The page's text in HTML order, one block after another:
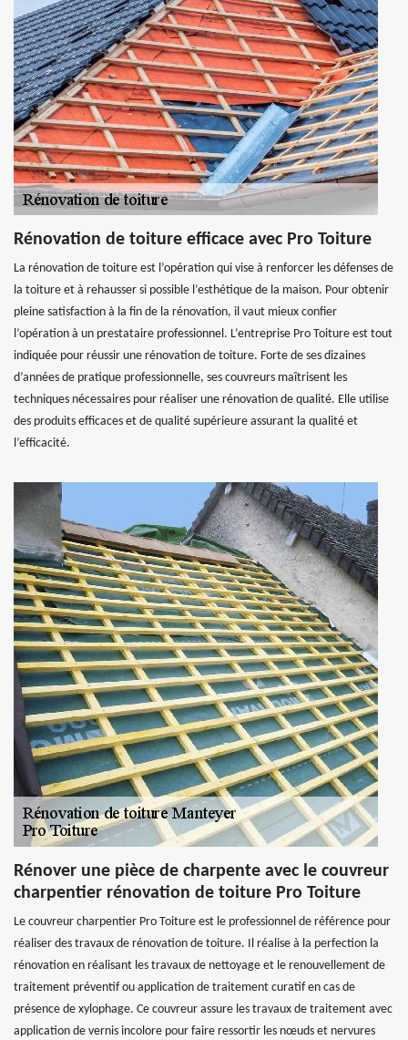
Rénovation de toiture efficace avec Pro Toiture
La rénovation de toiture est l’opération qui vise à renforcer les défenses de
la toiture et à rehausser si possible l’esthétique de la maison. Pour obtenir
pleine satisfaction à la fin de la rénovation, il vaut mieux confier
l’opération à un prestataire professionnel. L’entreprise Pro Toiture est tout
indiquée pour réussir une rénovation de toiture. Forte de ses dizaines
d’années de pratique professionnelle, ses couvreurs maîtrisent les
techniques nécessaires pour réaliser une rénovation de qualité. Elle utilise
des produits efficaces et de qualité supérieure assurant la qualité et
l’efficacité.
Rénover une pièce de charpente avec le couvreur
charpentier rénovation de toiture Pro Toiture
Le couvreur charpentier Pro Toiture est le professionnel de référence pour
réaliser des travaux de rénovation de toiture. Il réalise à la perfection la
rénovation en réalisant les travaux de nettoyage et le renouvellement de
traitement préventif ou application de traitement curatif en cas de
présence de xylophage. Ce couvreur assure les travaux de traitement avec
application de vernis incolore pour faire ressortir les nœuds et nervures